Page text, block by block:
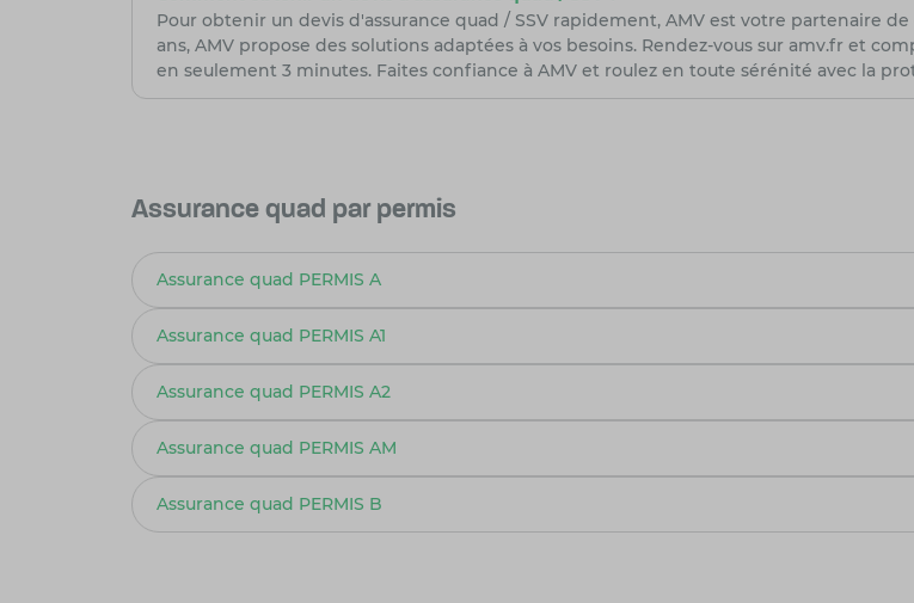
Pour obtenir un devis d'assurance quad / SSV rapidement, AMV est votre partenaire
ans, AMV propose des solutions adaptées à vos besoins. Rendez-vous sur amv.fr et
en seulement 3 minutes. Faites confiance à AMV et roulez en toute sérénité avec la
Assurance quad par permis
Assurance quad PERMIS A
Assurance quad PERMIS A1
Assurance quad PERMIS A2
Assurance quad PERMIS AM
Assurance quad PERMIS B